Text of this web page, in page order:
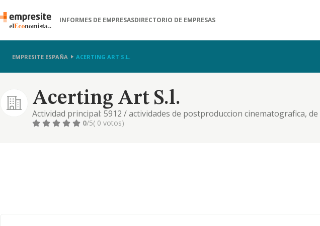
INFORMES DE EMPRESASDIRECTORIO DE EMPRESAS
EMPRESITE ESPAÑA ACERTING ART S.L.
Acerting Art S.l.
Actividad principal: 5912 / actividades de postproduccion cinematografica,
television
0/5( 0 votos)